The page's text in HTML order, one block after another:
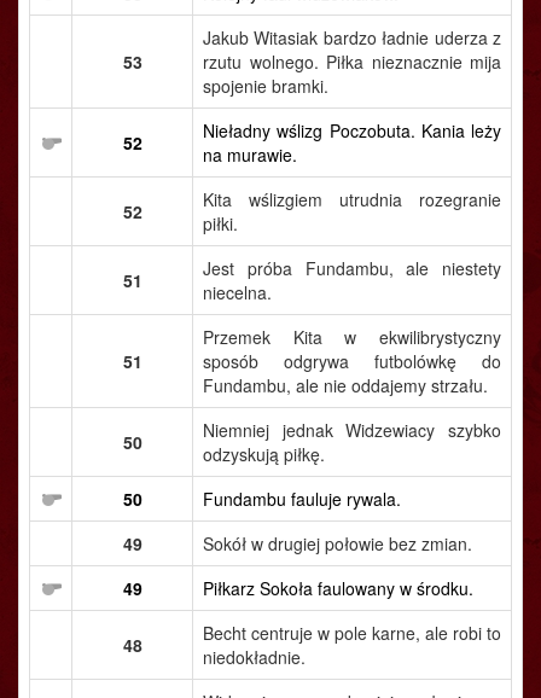
53
Jakub Witasiak bardzo ładnie uderza z
rzutu wolnego. Piłka nieznacznie mija
spojenie bramki.
52
Nieładny wślizg Poczobuta. Kania leży
na murawie.
52
Kita wślizgiem utrudnia rozegranie
piłki.
51
Jest próba Fundambu, ale niestety
niecelna.
51
Przemek Kita w ekwilibrystyczny
sposób odgrywa futbolówkę do
Fundambu, ale nie oddajemy strzału.
50
Niemniej jednak Widzewiacy szybko
odzyskują piłkę.
50
Fundambu fauluje rywala.
49
Sokół w drugiej połowie bez zmian.
49
Piłkarz Sokoła faulowany w środku.
48
Becht centruje w pole karne, ale robi to
niedokładnie.